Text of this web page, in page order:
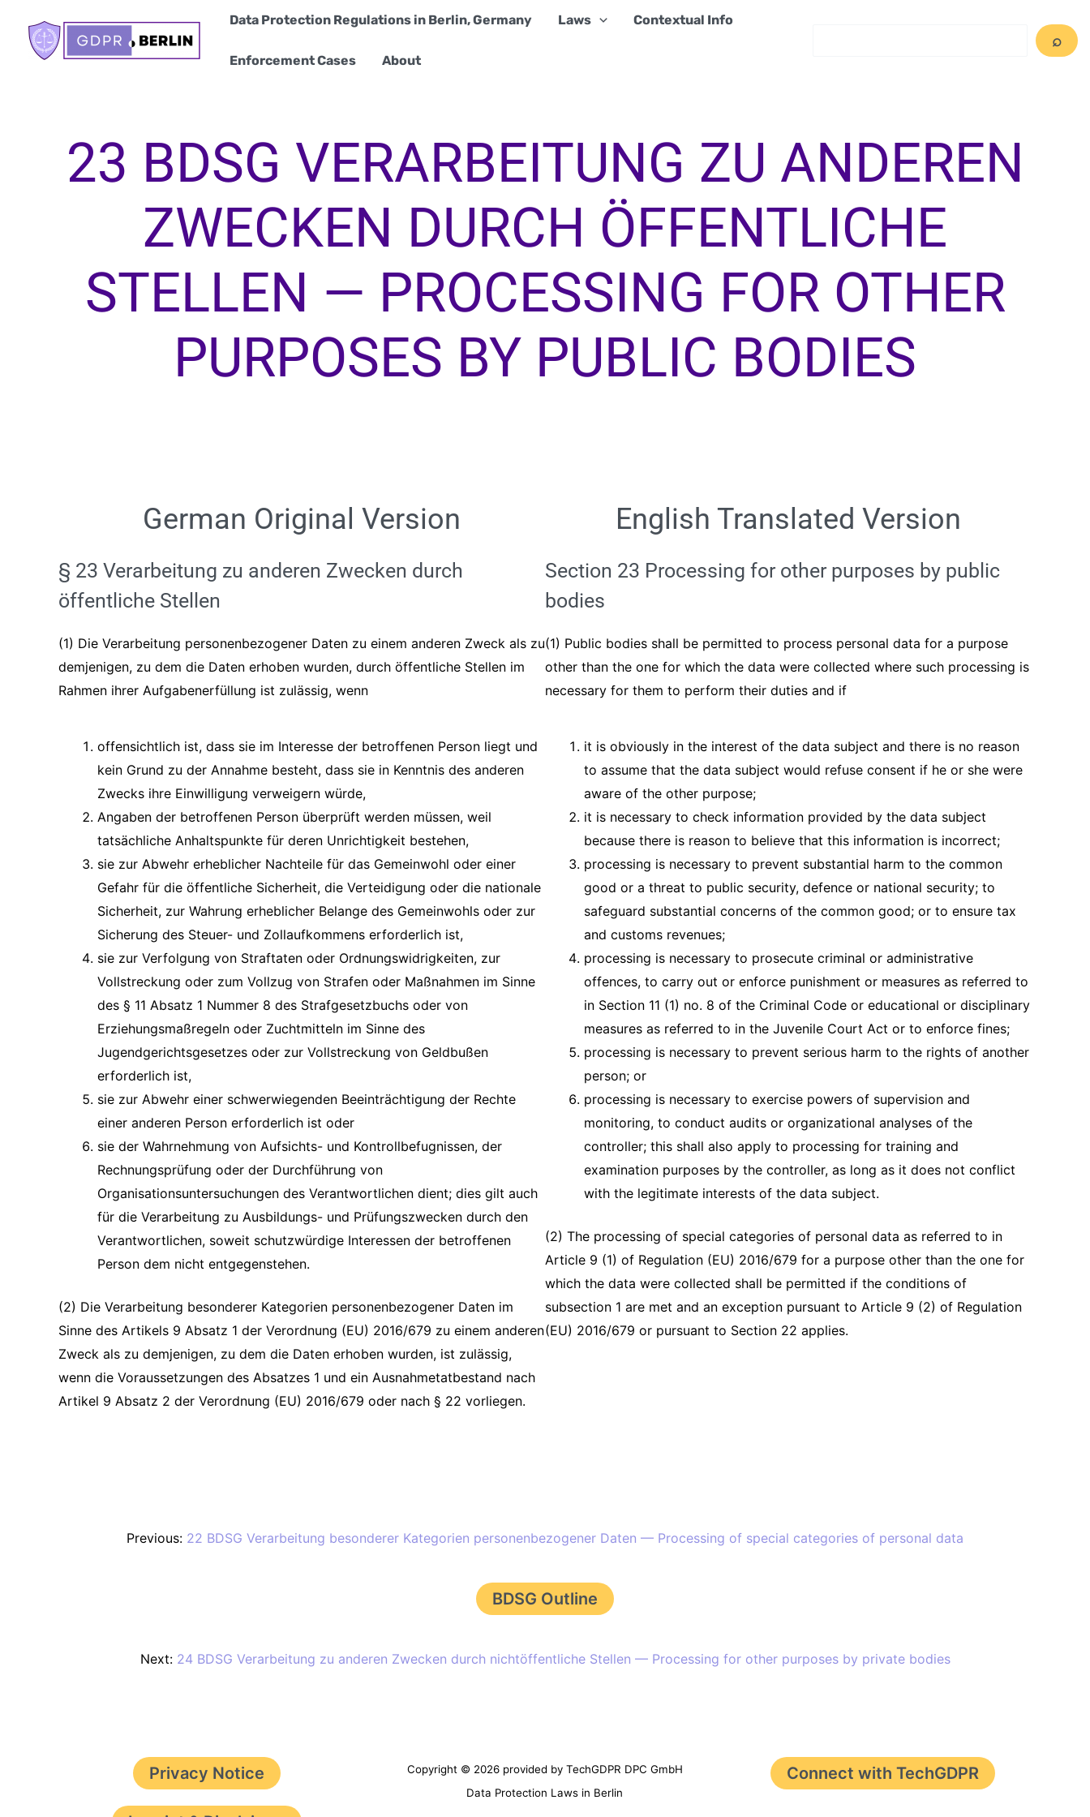
content
Data Protection Regulations in Berlin, Germany Laws Contextual Info
Enforcement Cases About
⌕
23 BDSG VERARBEITUNG ZU ANDEREN
ZWECKEN DURCH ÖFFENTLICHE
STELLEN — PROCESSING FOR OTHER
PURPOSES BY PUBLIC BODIES
German Original Version
§ 23 Verarbeitung zu anderen Zwecken durch
öffentliche Stellen
(1) Die Verarbeitung personenbezogener Daten zu einem anderen Zweck als zu
demjenigen, zu dem die Daten erhoben wurden, durch öffentliche Stellen im
Rahmen ihrer Aufgabenerfüllung ist zulässig, wenn
offensichtlich ist, dass sie im Interesse der betroffenen Person liegt und
kein Grund zu der Annahme besteht, dass sie in Kenntnis des anderen
Zwecks ihre Einwilligung verweigern würde,
Angaben der betroffenen Person überprüft werden müssen, weil
tatsächliche Anhaltspunkte für deren Unrichtigkeit bestehen,
sie zur Abwehr erheblicher Nachteile für das Gemeinwohl oder einer
Gefahr für die öffentliche Sicherheit, die Verteidigung oder die nationale
Sicherheit, zur Wahrung erheblicher Belange des Gemeinwohls oder zur
Sicherung des Steuer- und Zollaufkommens erforderlich ist,
sie zur Verfolgung von Straftaten oder Ordnungswidrigkeiten, zur
Vollstreckung oder zum Vollzug von Strafen oder Maßnahmen im Sinne
des § 11 Absatz 1 Nummer 8 des Strafgesetzbuchs oder von
Erziehungsmaßregeln oder Zuchtmitteln im Sinne des
Jugendgerichtsgesetzes oder zur Vollstreckung von Geldbußen
erforderlich ist,
sie zur Abwehr einer schwerwiegenden Beeinträchtigung der Rechte
einer anderen Person erforderlich ist oder
sie der Wahrnehmung von Aufsichts- und Kontrollbefugnissen, der
Rechnungsprüfung oder der Durchführung von
Organisationsuntersuchungen des Verantwortlichen dient; dies gilt auch
für die Verarbeitung zu Ausbildungs- und Prüfungszwecken durch den
Verantwortlichen, soweit schutzwürdige Interessen der betroffenen
Person dem nicht entgegenstehen.
(2) Die Verarbeitung besonderer Kategorien personenbezogener Daten im
Sinne des Artikels 9 Absatz 1 der Verordnung (EU) 2016/679 zu einem anderen
Zweck als zu demjenigen, zu dem die Daten erhoben wurden, ist zulässig,
wenn die Voraussetzungen des Absatzes 1 und ein Ausnahmetatbestand nach
Artikel 9 Absatz 2 der Verordnung (EU) 2016/679 oder nach § 22 vorliegen.
English Translated Version
Section 23 Processing for other purposes by public
bodies
(1) Public bodies shall be permitted to process personal data for a purpose
other than the one for which the data were collected where such processing is
necessary for them to perform their duties and if
it is obviously in the interest of the data subject and there is no reason
to assume that the data subject would refuse consent if he or she were
aware of the other purpose;
it is necessary to check information provided by the data subject
because there is reason to believe that this information is incorrect;
processing is necessary to prevent substantial harm to the common
good or a threat to public security, defence or national security; to
safeguard substantial concerns of the common good; or to ensure tax
and customs revenues;
processing is necessary to prosecute criminal or administrative
offences, to carry out or enforce punishment or measures as referred to
in Section 11 (1) no. 8 of the Criminal Code or educational or disciplinary
measures as referred to in the Juvenile Court Act or to enforce fines;
processing is necessary to prevent serious harm to the rights of another
person; or
processing is necessary to exercise powers of supervision and
monitoring, to conduct audits or organizational analyses of the
controller; this shall also apply to processing for training and
examination purposes by the controller, as long as it does not conflict
with the legitimate interests of the data subject.
(2) The processing of special categories of personal data as referred to in
Article 9 (1) of Regulation (EU) 2016/679 for a purpose other than the one for
which the data were collected shall be permitted if the conditions of
subsection 1 are met and an exception pursuant to Article 9 (2) of Regulation
(EU) 2016/679 or pursuant to Section 22 applies.
Previous: 22 BDSG Verarbeitung besonderer Kategorien personenbezogener Daten — Processing of special categories of personal data
BDSG Outline
Next:24 BDSG Verarbeitung zu anderen Zwecken durch nichtöffentliche Stellen — Processing for other purposes by private bodies
Privacy Notice
Copyright © 2026 provided by TechGDPR DPC GmbH
Data Protection Laws in Berlin
Connect with TechGDPR